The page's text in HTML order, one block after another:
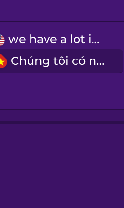
Thai
Turkish
we have a lot in common
Chúng tôi có nhiều điểm chung